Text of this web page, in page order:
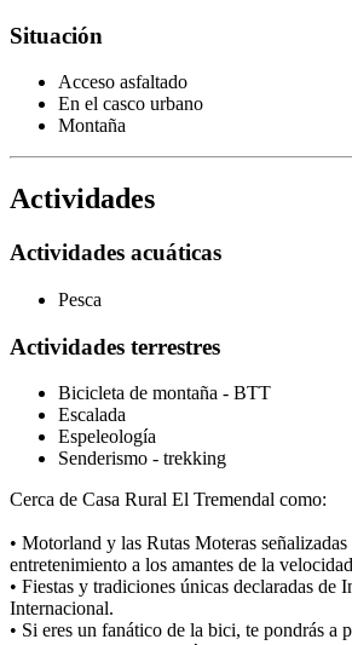
Situación
Acceso asfaltado
En el casco urbano
Montaña
Actividades
Actividades acuáticas
Pesca
Actividades terrestres
Bicicleta de montaña - BTT
Escalada
Espeleología
Senderismo - trekking
Cerca de Casa Rural El Tremendal como:
• Motorland y las Rutas Moteras
entretenimiento a los amantes de la
• Fiestas y tradiciones únicas declaradas de
Internacional.
• Si eres un fanático de la bici, te pondrás a